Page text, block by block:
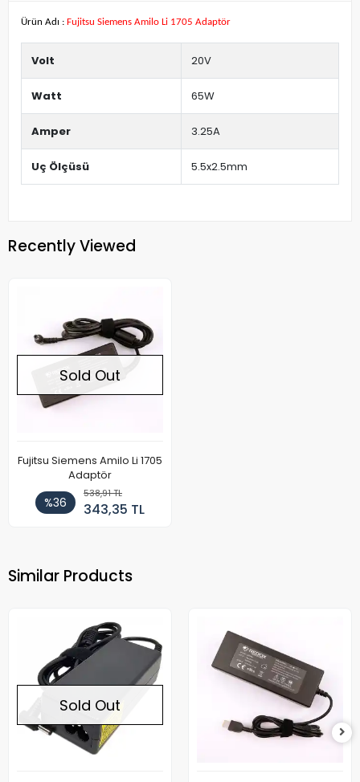
Ürün Adı : Fujitsu Siemens Amilo Li 1705 Adaptör
Volt 20V
Watt 65W
Amper 3.25A
Uç Ölçüsü 5.5x2.5mm
Recently Viewed
Sold Out
Fujitsu Siemens Amilo Li 1705
Adaptör
%36
538,91 TL
343,35 TL
Similar Products
Sold Out